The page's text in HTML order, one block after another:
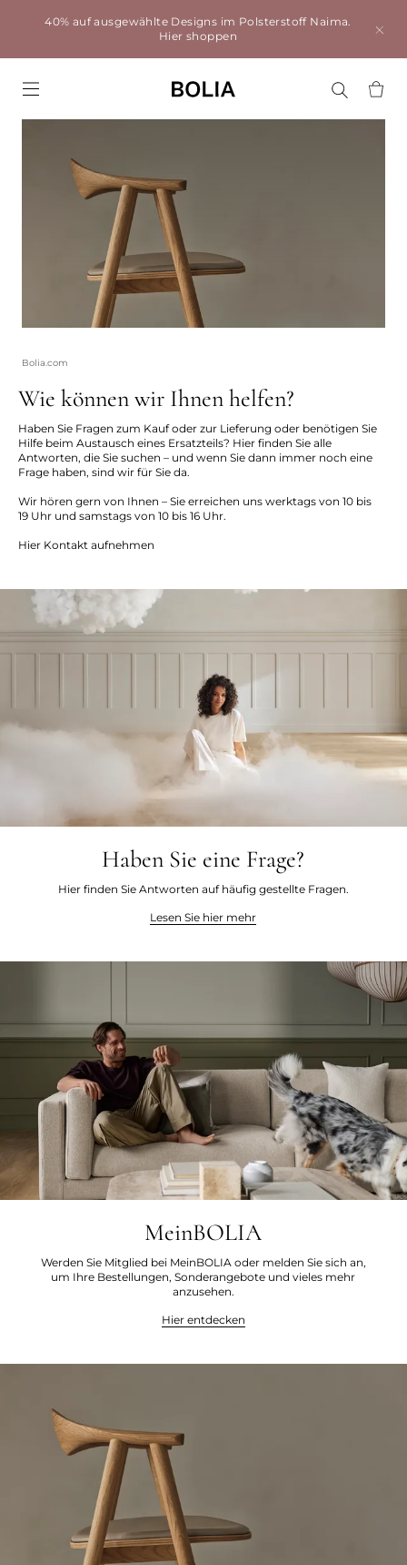
40% auf ausgewählte Designs im Polsterstoff Naima.
Hier shoppen
Bolia.com
Wie können wir Ihnen helfen?
Haben Sie Fragen zum Kauf oder zur Lieferung oder benötigen Sie
Hilfe beim Austausch eines Ersatzteils? Hier finden Sie alle
Antworten, die Sie suchen – und wenn Sie dann immer noch eine
Frage haben, sind wir für Sie da.
Wir hören gern von Ihnen – Sie erreichen uns werktags von 10 bis
19 Uhr und samstags von 10 bis 16 Uhr.
Hier Kontakt aufnehmen
Haben Sie eine Frage?
Hier finden Sie Antworten auf häufig gestellte Fragen.
Lesen Sie hier mehr
MeinBOLIA
Werden Sie Mitglied bei MeinBOLIA oder melden Sie sich an,
um Ihre Bestellungen, Sonderangebote und vieles mehr
anzusehen.
Hier entdecken